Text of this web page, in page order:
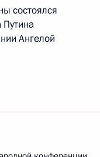
состоялся
Ангелой